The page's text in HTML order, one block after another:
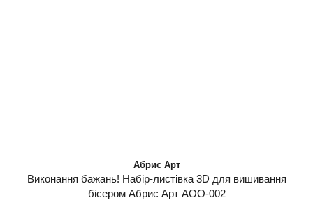
Абрис Арт
Виконання бажань! Набір-листівка 3D для вишивання
бісером Абрис Арт AOO-002